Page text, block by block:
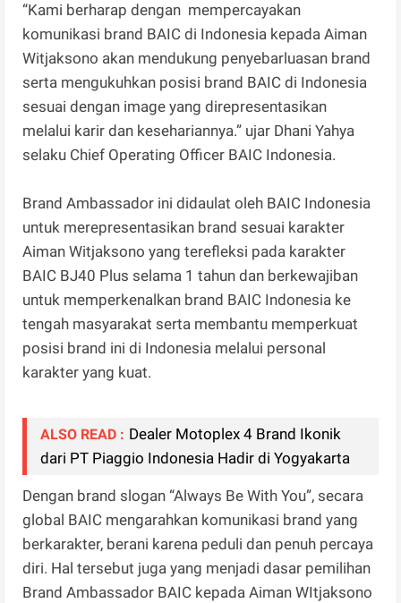
“Kami berharap dengan mempercayakan
komunikasi brand BAIC di Indonesia kepada Aiman
Witjaksono akan mendukung penyebarluasan brand
serta mengukuhkan posisi brand BAIC di Indonesia
sesuai dengan image yang direpresentasikan
melalui karir dan kesehariannya.” ujar Dhani Yahya
selaku Chief Operating Officer BAIC Indonesia.
Brand Ambassador ini didaulat oleh BAIC Indonesia
untuk merepresentasikan brand sesuai karakter
Aiman Witjaksono yang terefleksi pada karakter
BAIC BJ40 Plus selama 1 tahun dan berkewajiban
untuk memperkenalkan brand BAIC Indonesia ke
tengah masyarakat serta membantu memperkuat
posisi brand ini di Indonesia melalui personal
karakter yang kuat.
ALSO READ : Dealer Motoplex 4 Brand Ikonik
dari PT Piaggio Indonesia Hadir di Yogyakarta
Dengan brand slogan “Always Be With You”, secara
global BAIC mengarahkan komunikasi brand yang
berkarakter, berani karena peduli dan penuh percaya
diri. Hal tersebut juga yang menjadi dasar pemilihan
Brand Ambassador BAIC kepada Aiman WItjaksono